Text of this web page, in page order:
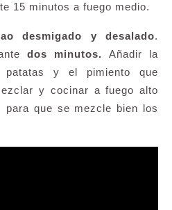
15 minutos a fuego medio.
desmigado y desalado.
dos minutos. Añadir la
y el pimiento que
y cocinar a fuego alto
para que se mezcle bien los